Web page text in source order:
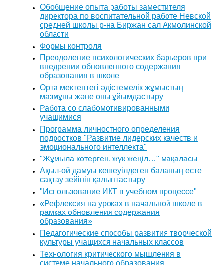
Обобщение опыта работы заместителя
директора по воспитательной работе Невской
средней школы р-на Биржан сал Акмолинской
области
Формы контроля
Преодоление психологических барьеров при
внедрении обновленного содержания
образования в школе
Орта мектептегі әдістемелік жұмыстың
мазмұны және оны ұйымдастыру
Работа со слабомотивированными
учащимися
Программа личностного определения
подростков "Развитие лидерских качеств и
эмоционального интеллекта"
"Жұмыла көтерген, жүк жеңіл…" мақаласы
Ақыл-ой дамуы кешеуілдеген баланың есте
сақтау зейінін қалыптастыру
"Использование ИКТ в учебном процессе"
«Рефлексия на уроках в начальной школе в
рамках обновления содержания
образования»
Педагогические способы развития творческой
культуры учащихся начальных классов
Технология критического мышления в
системе начального образования